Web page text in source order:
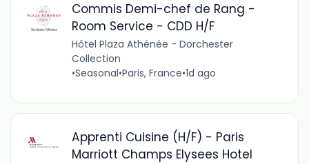
Commis Demi-chef de Rang -
Room Service - CDD H/F
Hôtel Plaza Athénée - Dorchester
Collection
•Seasonal•Paris, France•1d ago
Apprenti Cuisine (H/F) - Paris
Marriott Champs Elysees Hotel